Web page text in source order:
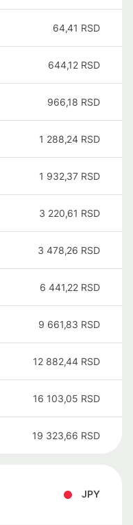
64,41 RSD
644,12 RSD
966,18 RSD
1 288,24 RSD
1 932,37 RSD
3 220,61 RSD
3 478,26 RSD
6 441,22 RSD
9 661,83 RSD
12 882,44 RSD
16 103,05 RSD
19 323,66 RSD
JPY